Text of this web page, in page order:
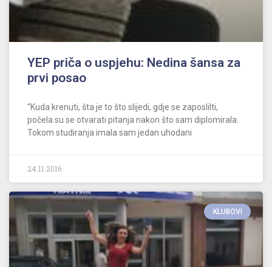
YEP priča o uspjehu: Nedina šansa za
prvi posao
“Kuda krenuti, šta je to što slijedi, gdje se zaposlilti,
počela su se otvarati pitanja nakon što sam diplomirala.
Tokom studiranja imala sam jedan uhodani
24.11.2016
KLUBOVI